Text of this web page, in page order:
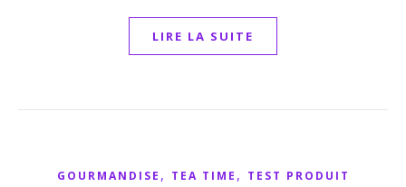
LIRE LA SUITE
GOURMANDISE , TEA TIME , TEST PRODUIT